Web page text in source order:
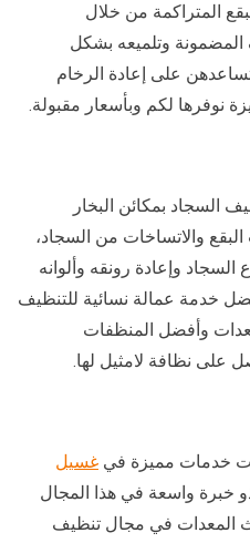
المتراكمة من خلال
وتلميعه بشكل
على إعادة الرخام
نوفرها لكم وبأسعار مقبولة.
السجاد بمكائن البخار
البقع والاتساخات من السجاد،
وإعادة رونقه وألوانه
خدمة عمالة نسائية للتنظيف
وأفضل المنظفات
على نظافة لامثيل لها.
خدمات مميزة في غسيل
خبرة واسعة في هذا المجال
المعدات في مجال تنظيف